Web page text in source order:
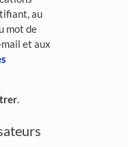
au
mot de
et aux
.